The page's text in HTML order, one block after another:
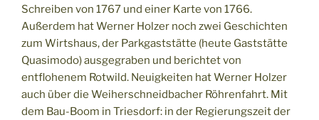
Schreiben von 1767 und einer Karte von 1766.
Außerdem hat Werner Holzer noch zwei Geschichten
zum Wirtshaus, der Parkgaststätte (heute Gaststätte
Quasimodo) ausgegraben und berichtet von
entflohenem Rotwild. Neuigkeiten hat Werner Holzer
auch über die Weiherschneidbacher Röhrenfahrt. Mit
dem Bau-Boom in Triesdorf: in der Regierungszeit der